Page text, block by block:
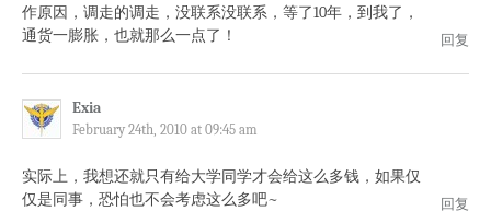
作原因，调走的调走，没联系没联系，等了10年，到我了，
通货一膨胀，也就那么一点了！
回复
Exia
February 24th, 2010 at 09:45 am
实际上，我想还就只有给大学同学才会给这么多钱，如果仅
仅是同事，恐怕也不会考虑这么多吧~
回复